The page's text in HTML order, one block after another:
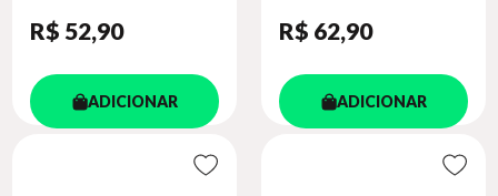
R$ 52,90
ADICIONAR
R$ 62,90
ADICIONAR